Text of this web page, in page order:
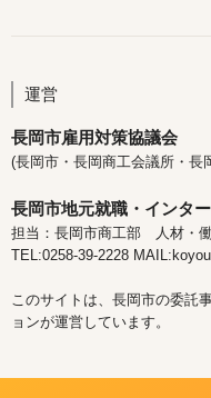
運営
長岡市雇用対策協議会
(長岡市・長岡商工会議所・長
長岡市地元就職・インタ
担当：長岡市商工部 人材・
TEL:0258-39-2228
このサイトは、長岡市の委託
ョンが運営しています。